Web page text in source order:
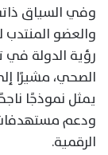
وفي السياق
والعضو
رؤية الدولة في
الصحي، مشيرًا
يمثل نموذجًا
الرقمية.